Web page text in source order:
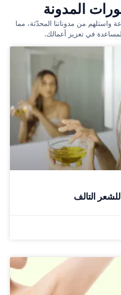
المدونة
واستلهم من مدوناتنا المحدّثة، مما
في تعزيز أعمالك.
التالف